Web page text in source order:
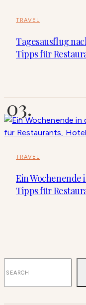
TRAVEL
Tagesausflug
Tipps für
TRAVEL
Ein Wochenende
Tipps für